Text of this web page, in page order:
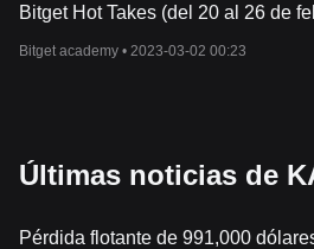
Bitget Hot Takes (del 20 al 26 de
Bitget academy • 2023-03-02 00:23
Últimas noticias de
Pérdida flotante de 991,000